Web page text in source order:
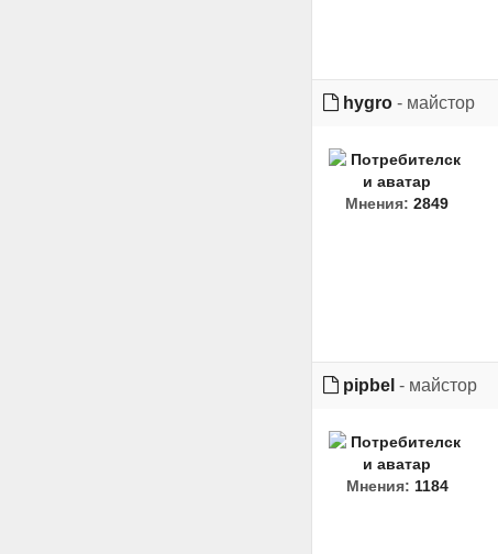
hygro - майстор
Мнения: 2849
pipbel - майстор
Мнения: 1184